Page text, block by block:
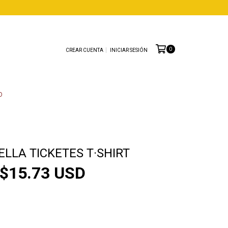
CREAR CUENTA INICIAR SESIÓN 0
TICKETES T·SHIRT
$15.73 USD